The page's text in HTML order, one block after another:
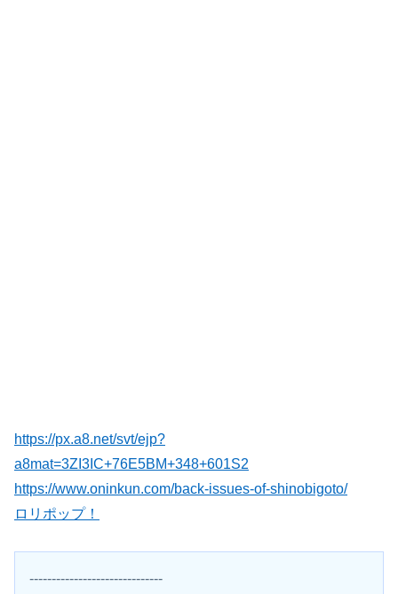
https://px.a8.net/svt/ejp?
a8mat=3ZI3IC+76E5BM+348+601S2
https://www.oninkun.com/back-issues-of-shinobigoto/
ロリポップ！
------------------------------